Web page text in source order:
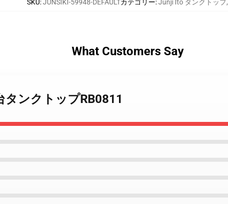
SKU:JUNSIKI-59948-DEFAULTカテゴリー:Junji Ito タンクトップ,
What Customers Say
ンクトップRB0811